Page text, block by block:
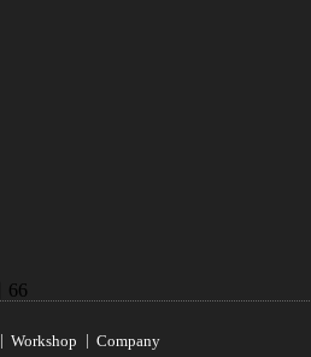
66
Workshop Company